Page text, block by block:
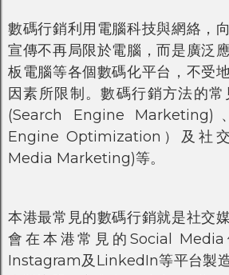
數碼行銷利用電腦科技與網絡，
宣傳不再局限於電腦，而是廣泛
板電腦等各個數碼化平台，不受
因素所限制。數碼行銷方法的常
(Search Engine Marketing)
Engine Optimization）及社
Media Marketing)等。
本港最常見的數碼行銷就是社交
會在本港常見的Social Media
Instagram及LinkedIn等平台製